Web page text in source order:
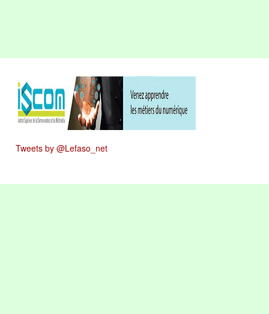
Tweets by @Lefaso_net